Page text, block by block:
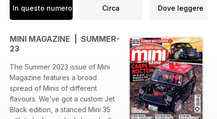
In questo numero Circa Dove leggere
MINI MAGAZINE | SUMMER-
23
The Summer 2023 issue of Mini
Magazine features a broad
spread of Minis of different
flavours. We’ve got a custom Jet
Black edition, a stanced Mini 35